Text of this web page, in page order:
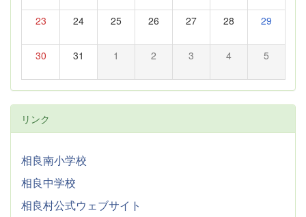
23 24 25 26 27 28 29
30 31 1 2 3 4 5
リンク
相良南小学校
相良中学校
相良村公式ウェブサイト